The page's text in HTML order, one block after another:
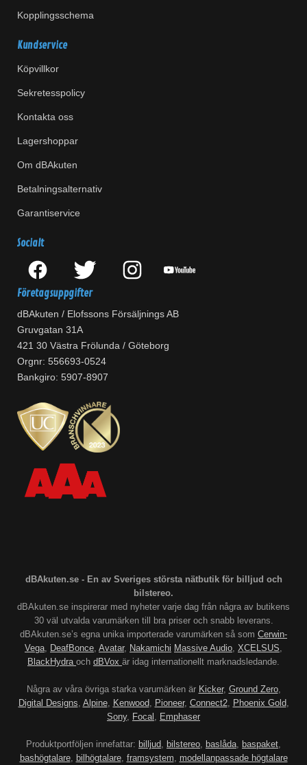
Kopplingsschema
Kundservice
Köpvillkor
Sekretesspolicy
Kontakta oss
Lagershoppar
Om dBAkuten
Betalningsalternativ
Garantiservice
Socialt
Företagsuppgifter
dBAkuten / Elofssons Försäljnings AB
Gruvgatan 31A
421 30 Västra Frölunda / Göteborg
Orgnr: 556693-0524
Bankgiro: 5907-8907
dBAkuten.se - En av Sveriges största nätbutik för billjud och
bilstereo.
dBAkuten.se inspirerar med nyheter varje dag från några av butikens
30 väl utvalda varumärken till bra priser och snabb leverans.
dBAkuten.se’s egna unika importerade varumärken så som Cerwin-
Vega, DeafBonce, Avatar, Nakamichi Massive Audio, XCELSUS,
BlackHydra och dBVox är idag internationellt marknadsledande.
Några av våra övriga starka varumärken är Kicker, Ground Zero,
Digital Designs, Alpine, Kenwood, Pioneer, Connect2, Phoenix Gold,
Sony, Focal , Emphaser
Produktportföljen innefattar: billjud, bilstereo, baslåda, baspaket,
bashögtalare, bilhögtalare, framsystem, modellanpassade högtalare